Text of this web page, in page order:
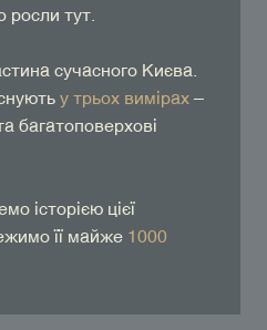
росли тут.
сучасного Києва.
у трьох вимірах –
багатоповерхові
історією цієї
її майже 1000